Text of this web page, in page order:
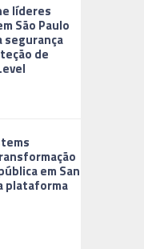
líderes
São Paulo
segurança
de
em San
plataforma